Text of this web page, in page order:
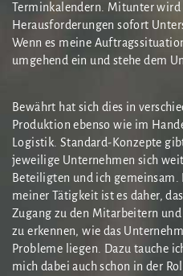
Terminkalendern. Mitunter
Herausforderungen sofort
Wenn es meine
umgehend ein und stehe dem
Bewährt hat sich dies in
Produktion ebenso wie im
Logistik. Standard-Konzepte
jeweilige Unternehmen sich
Beteiligten und ich
meiner Tätigkeit ist es daher,
Zugang zu den Mitarbeitern
zu erkennen, wie das
Probleme liegen. Dazu tauche
mich dabei auch schon in der